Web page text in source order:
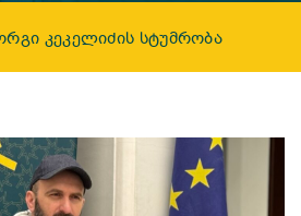
ᲙᲔᲙᲔᲚᲘᲫᲘᲡ ᲡᲢᲣᲛᲠᲝᲑᲐ